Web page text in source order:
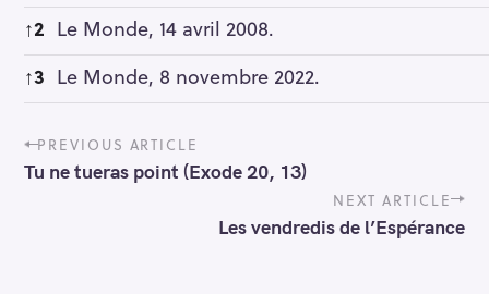
↑2 Le Monde, 14 avril 2008.
↑3 Le Monde, 8 novembre 2022.
P
o
s
PREVIOUS ARTICLE
Tu ne tueras point (Exode 20, 13)
NEXT ARTICLE
Les vendredis de l’Espérance